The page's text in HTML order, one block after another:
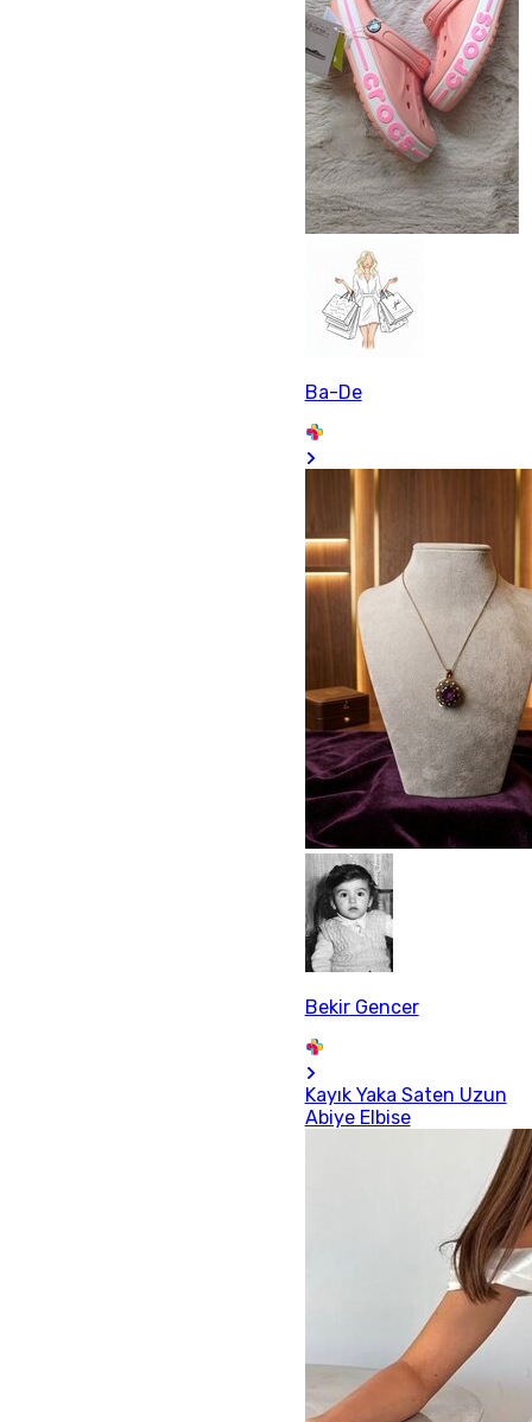
Ba-De
Bekir Gencer
Kayık Yaka Saten Uzun
Abiye Elbise